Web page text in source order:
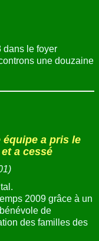
dans le foyer
une douzaine
a pris le
a cessé
2009 grâce à un
de
des familles des